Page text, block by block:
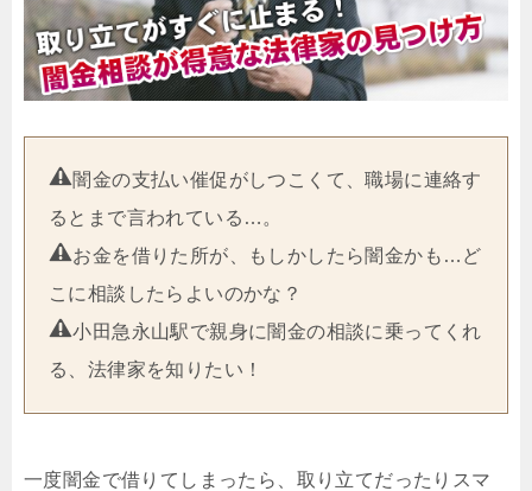
闇金の支払い催促がしつこくて、職場に連絡す
るとまで言われている…。
お金を借りた所が、もしかしたら闇金かも…ど
こに相談したらよいのかな？
小田急永山駅で親身に闇金の相談に乗ってくれ
る、法律家を知りたい！
一度闇金で借りてしまったら、取り立てだったりスマ